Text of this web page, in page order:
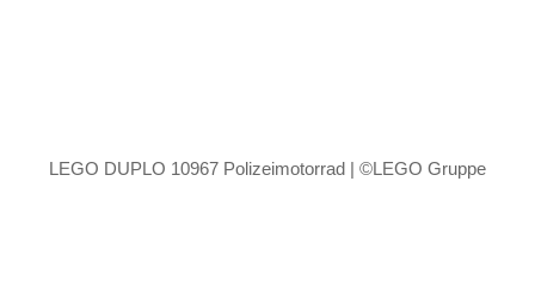
LEGO DUPLO 10967 Polizeimotorrad | ©LEGO Gruppe